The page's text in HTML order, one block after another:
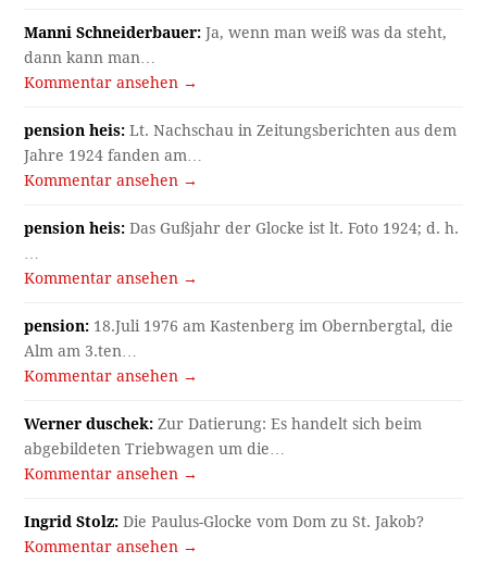
Manni Schneiderbauer: Ja, wenn man weiß was da steht,
dann kann man…
Kommentar ansehen →
pension heis: Lt. Nachschau in Zeitungsberichten aus dem
Jahre 1924 fanden am…
Kommentar ansehen →
pension heis: Das Gußjahr der Glocke ist lt. Foto 1924; d. h.
Kommentar ansehen →
pension: 18.Juli 1976 am Kastenberg im Obernbergtal, die
Alm am 3.ten…
Kommentar ansehen →
Werner duschek: Zur Datierung: Es handelt sich beim
abgebildeten Triebwagen um die…
Kommentar ansehen →
Ingrid Stolz: Die Paulus-Glocke vom Dom zu St. Jakob?
Kommentar ansehen →